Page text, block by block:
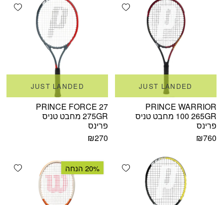
Add wishlist
JUST LANDED
PRINCE WARRIOR
100 265GR מחבט טניס
פרינס
₪760
JUST LANDED
PRINCE FORCE 27
275GR מחבט טניס
פרינס
₪270
Add wishlist
20% הנחה